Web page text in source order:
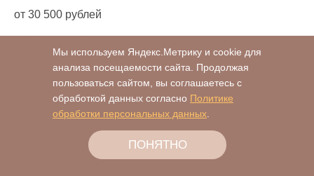
от 30 500 рублей
ПОДРОБНЕЕ
ПОНЯТНО
Мы используем Яндекс.Метрику и cookie для
анализа посещаемости сайта. Продолжая
пользоваться сайтом, вы соглашаетесь с
обработкой данных согласно Политике
обработки персональных данных